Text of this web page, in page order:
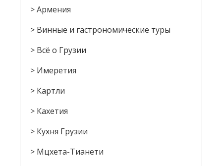
Армения
Винные и гастрономические туры
Всё о Грузии
Имеретия
Картли
Кахетия
Кухня Грузии
Мцхета-Тианети